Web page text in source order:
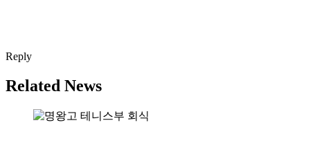
Reply
Related News